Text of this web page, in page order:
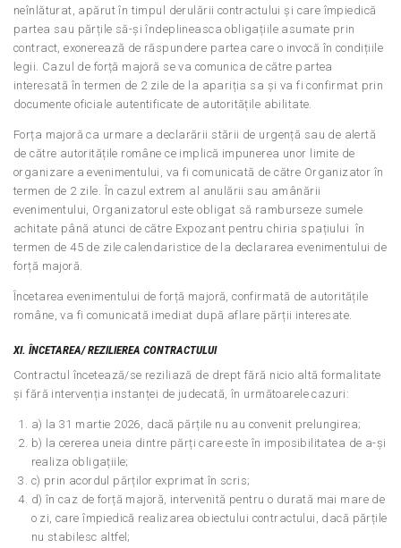
neînlăturat, apărut în timpul derulării contractului și care împiedică
partea sau părțile să-și îndeplineasca obligațiile asumate prin
contract, exonerează de răspundere partea care o invocă în condițiile
legii. Cazul de forță majoră se va comunica de către partea
interesată în termen de 2 zile de la apariția sa și va fi confirmat prin
documente oficiale autentificate de autoritățile abilitate.
Forța majoră ca urmare a declarării stării de urgență sau de alertă
de către autoritățile române ce implică impunerea unor limite de
organizare a evenimentului, va fi comunicată de către Organizator în
termen de 2 zile. În cazul extrem al anulării sau amânării
evenimentului, Organizatorul este obligat să ramburseze sumele
achitate până atunci de către Expozant pentru chiria spațiului în
termen de 45 de zile calendaristice de la declararea evenimentului de
forță majoră.
Încetarea evenimentului de forță majoră, confirmată de autoritățile
române, va fi comunicată imediat după aflare părții interesate.
XI. ÎNCETAREA/ REZILIEREA CONTRACTULUI
Contractul încetează/se reziliază de drept fără nicio altă formalitate
și fără intervenția instanței de judecată, în următoarele cazuri:
a) la 31 martie 2026, dacă părțile nu au convenit prelungirea;
b) la cererea uneia dintre părți care este în imposibilitatea de a-și
realiza obligațiile;
c) prin acordul părților exprimat în scris;
d) în caz de forță majoră, intervenită pentru o durată mai mare de
o zi, care împiedică realizarea obiectului contractului, dacă părțile
nu stabilesc altfel;